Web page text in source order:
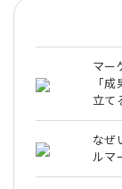
マー
「
立て
なぜ
ルマ